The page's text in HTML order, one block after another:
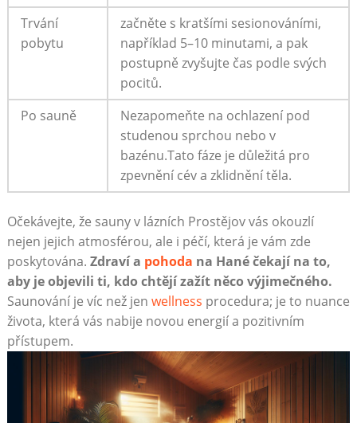
Trvání
pobytu
začněte s kratšími sesionováními,
například 5–10 minutami, a pak
postupně zvyšujte čas podle svých
pocitů.
Po sauně
Nezapomeňte na ochlazení pod
studenou sprchou nebo v
bazénu.Tato fáze je důležitá pro
zpevnění cév a zklidnění těla.
Očekávejte, že sauny v lázních Prostějov vás okouzlí
nejen jejich atmosférou, ale i péčí, která je vám zde
poskytována. Zdraví a pohoda na Hané čekají na to,
aby je objevili ti, kdo chtějí zažít něco výjimečného.
Saunování je víc než jen wellness procedura; je to nuance
života, která vás nabije novou energií a pozitivním
přístupem.